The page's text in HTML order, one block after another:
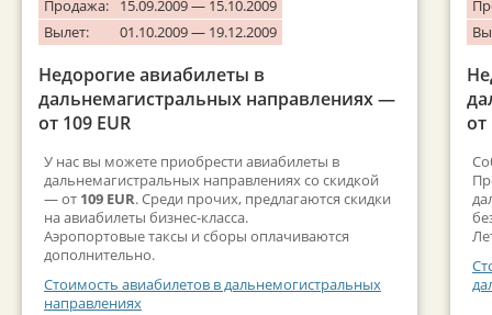
Продажа:
15.09.2009 — 15.10.2009
Вылет:
01.10.2009 — 19.12.2009
Недорогие авиабилеты в
дальнемагистральных направлениях —
от 109 EUR
У нас вы можете приобрести авиабилеты в
дальнемагистральных направлениях со скидкой
— от 109 EUR. Среди прочих, предлагаются скидки
на авиабилеты бизнес-класса.
Аэропортовые таксы и сборы оплачиваются
дополнительно.
Стоимость авиабилетов в дальнемогистральных
направлениях
от